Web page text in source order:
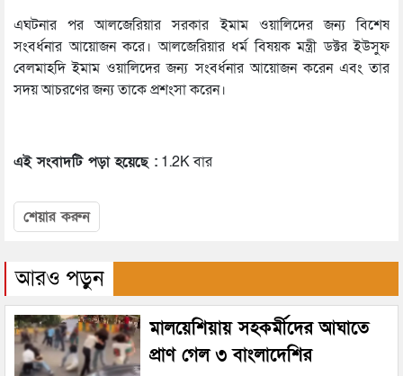
এঘটনার পর আলজেরিয়ার সরকার ইমাম ওয়ালিদের জন্য বিশেষ
সংবর্ধনার আয়োজন করে। আলজেরিয়ার ধর্ম বিষয়ক মন্ত্রী ডক্টর ইউসুফ
বেলমাহদি ইমাম ওয়ালিদের জন্য সংবর্ধনার আয়োজন করেন এবং তার
সদয় আচরণের জন্য তাকে প্রশংসা করেন।
এই সংবাদটি পড়া হয়েছে : 1.2K বার
শেয়ার করুন
আরও পড়ুন
মালয়েশিয়ায় সহকর্মীদের আঘাতে
প্রাণ গেল ৩ বাংলাদেশির